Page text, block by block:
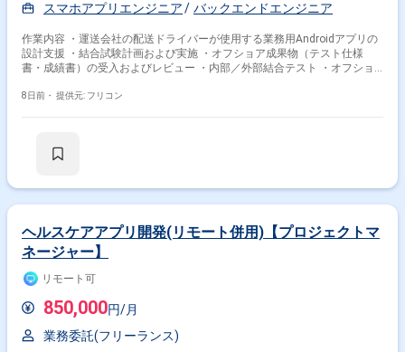
スマホアプリエンジニア
バックエンドエンジニア
作業内容 ・運送会社の配送ドライバーが使用する業務用Androidアプリの
設計支援 ・結合試験計画および実施 ・オフショア成果物（テスト仕様
書・成績書）の受入およびレビュー ・内部／外部結合テスト ・オフショ
8日前・ 提供元: フリコン
ヘルスケアアプリ開発(リモート併用)【プロジェクトマ
ネージャー】
リモート可
850,000円/月
業務委託(フリーランス)